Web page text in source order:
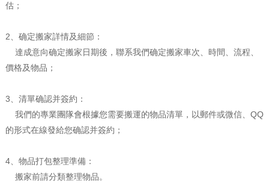
估；
2、确定搬家詳情及細節：
達成意向确定搬家日期後，聯系我們确定搬家車次、時間、流程、
價格及物品；
3、清單确認并簽約：
我們的專業團隊會根據您需要搬運的物品清單，以郵件或微信、QQ
的形式在線發給您确認并簽約；
4、物品打包整理準備：
搬家前請分類整理物品。